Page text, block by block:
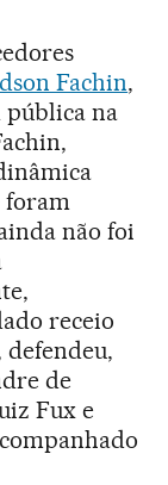
Fachin,
pública na
foram
não foi
receio
defendeu,
de
Fux e